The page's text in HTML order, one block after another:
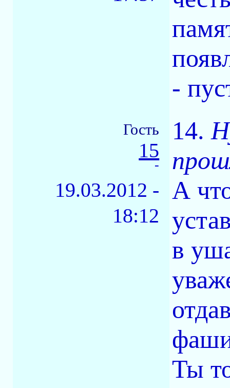
-
Гость
15
-
19.03.2012 -
18:12
14.
А
в
Ты